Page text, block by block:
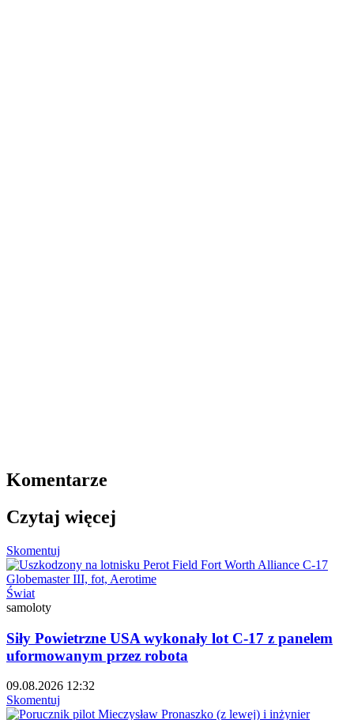
Komentarze
Czytaj więcej
Skomentuj
Świat
samoloty
Siły Powietrzne USA wykonały lot C-17 z panelem
uformowanym przez robota
09.08.2026 12:32
Skomentuj